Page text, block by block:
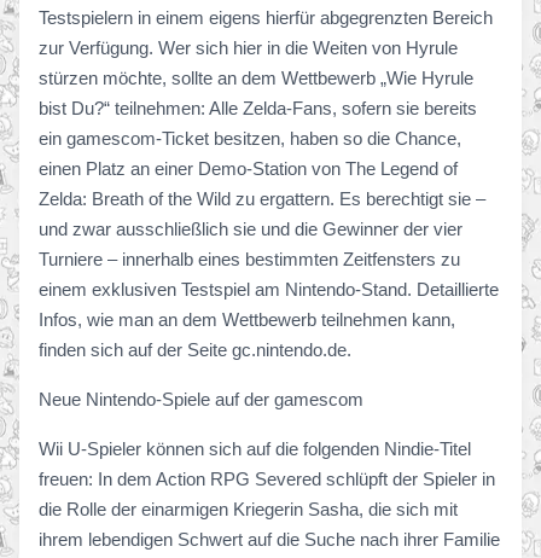
Testspielern in einem eigens hierfür abgegrenzten Bereich
zur Verfügung. Wer sich hier in die Weiten von Hyrule
stürzen möchte, sollte an dem Wettbewerb „Wie Hyrule
bist Du?“ teilnehmen: Alle Zelda-Fans, sofern sie bereits
ein gamescom-Ticket besitzen, haben so die Chance,
einen Platz an einer Demo-Station von The Legend of
Zelda: Breath of the Wild zu ergattern. Es berechtigt sie –
und zwar ausschließlich sie und die Gewinner der vier
Turniere – innerhalb eines bestimmten Zeitfensters zu
einem exklusiven Testspiel am Nintendo-Stand. Detaillierte
Infos, wie man an dem Wettbewerb teilnehmen kann,
finden sich auf der Seite gc.nintendo.de.
Neue Nintendo-Spiele auf der gamescom
Wii U-Spieler können sich auf die folgenden Nindie-Titel
freuen: In dem Action RPG Severed schlüpft der Spieler in
die Rolle der einarmigen Kriegerin Sasha, die sich mit
ihrem lebendigen Schwert auf die Suche nach ihrer Familie